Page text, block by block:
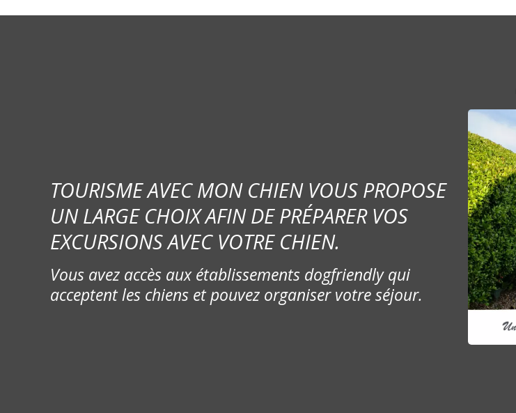
TOURISME AVEC MON CHIEN VOUS PROPOSE
UN LARGE CHOIX AFIN DE PRÉPARER VOS
EXCURSIONS AVEC VOTRE CHIEN.
Vous avez accès aux établissements dogfriendly qui
acceptent les chiens et pouvez organiser votre séjour.